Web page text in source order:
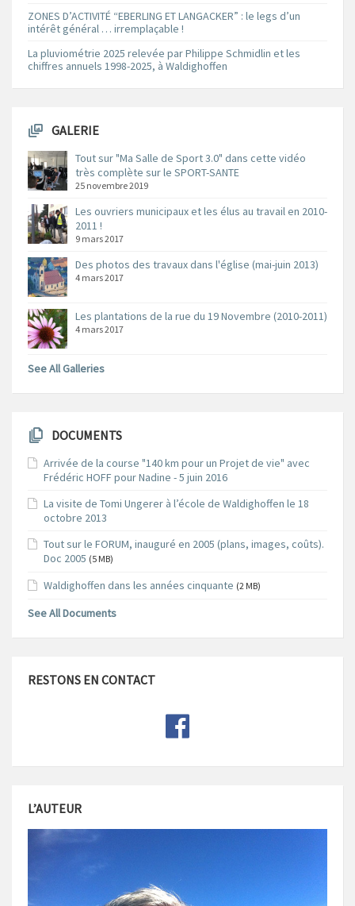
ZONES D’ACTIVITÉ “EBERLING ET LANGACKER” : le legs d’un
intérêt général … irremplaçable !
La pluviométrie 2025 relevée par Philippe Schmidlin et les
chiffres annuels 1998-2025, à Waldighoffen
GALERIE
Tout sur "Ma Salle de Sport 3.0" dans cette vidéo
très complète sur le SPORT-SANTE
25 novembre 2019
Les ouvriers municipaux et les élus au travail en 2010-
2011 !
9 mars 2017
Des photos des travaux dans l'église (mai-juin 2013)
4 mars 2017
Les plantations de la rue du 19 Novembre (2010-2011)
4 mars 2017
See All Galleries
DOCUMENTS
Arrivée de la course "140 km pour un Projet de vie" avec
Frédéric HOFF pour Nadine - 5 juin 2016
La visite de Tomi Ungerer à l’école de Waldighoffen le 18
octobre 2013
Tout sur le FORUM, inauguré en 2005 (plans, images, coûts).
Doc 2005 (5 MB)
Waldighoffen dans les années cinquante (2 MB)
See All Documents
RESTONS EN CONTACT
L’AUTEUR